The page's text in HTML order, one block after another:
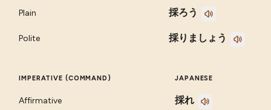
Plain 採ろう
Polite 採りましょう
IMPERATIVE (COMMAND) JAPANESE
Affirmative 採れ